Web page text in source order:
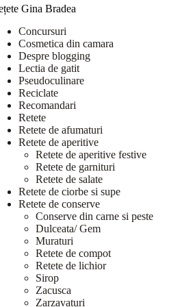
Gina Bradea
Concursuri
Cosmetica din camara
Despre blogging
Lectia de gatit
Pseudoculinare
Reciclate
Recomandari
Retete
Retete de afumaturi
Retete de aperitive
Retete de aperitive festive
Retete de garnituri
Retete de salate
Retete de ciorbe si supe
Retete de conserve
Conserve din carne si peste
Dulceata/ Gem
Muraturi
Retete de compot
Retete de lichior
Sirop
Zacusca
Zarzavaturi